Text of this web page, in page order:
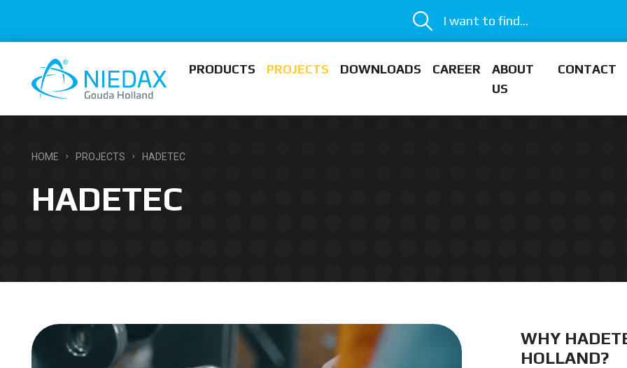
I want to find...
PRODUCTS PROJECTS DOWNLOADS CAREER
ABOUT
US
CONTACT
HOME PROJECTS HADETEC
HADETEC
WHY
HOLLAND?